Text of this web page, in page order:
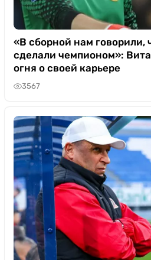
«В сборной нам говорили,
сделали чемпионом»:
огня о своей карьере
3567